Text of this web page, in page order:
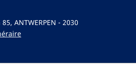
ANTWERPEN - 2030